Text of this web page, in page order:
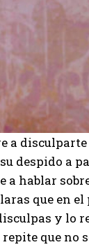
a disculparte
despido a
a hablar
que en
y lo
que no